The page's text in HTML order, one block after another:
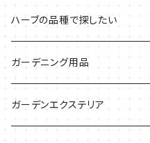
気分で香りを楽しみたい
BBQ・肉料理に
サラダに使いたい
秋植えで料理に
ハーブガーデンづくりに
夏のハーブガーデンに
インスタ映えハーブ
虫よけに使いたい
ハーブバスに
トマトのコンパニオン
ジャガイモのコンパニオン
葉物野菜のコンパニオン
ハーブの品種で探したい
ミント・ハーブ苗
バジル・ハーブ苗
ガーデニング用品
その他
ガーデンエクステリア